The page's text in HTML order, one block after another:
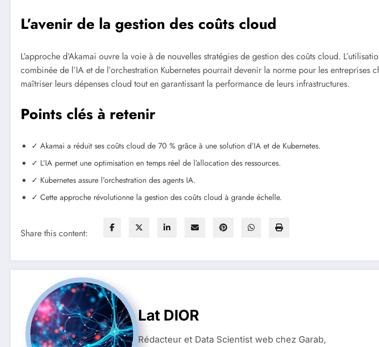
L’avenir de la gestion des coûts cloud
L’approche d’Akamai ouvre la voie à de nouvelles stratégies de gestion des coûts cloud.
combinée de l’IA et de l’orchestration Kubernetes pourrait devenir la norme pour les entreprises
maîtriser leurs dépenses cloud tout en garantissant la performance de leurs infrastructures.
Points clés à retenir
✓ Akamai a réduit ses coûts cloud de 70 % grâce à une solution d’IA et de Kubernetes.
✓ L’IA permet une optimisation en temps réel de l’allocation des ressources.
✓ Kubernetes assure l’orchestration des agents IA.
✓ Cette approche révolutionne la gestion des coûts cloud à grande échelle.
Share this content:
Lat DIOR
Rédacteur et Data Scientist web chez Garab,